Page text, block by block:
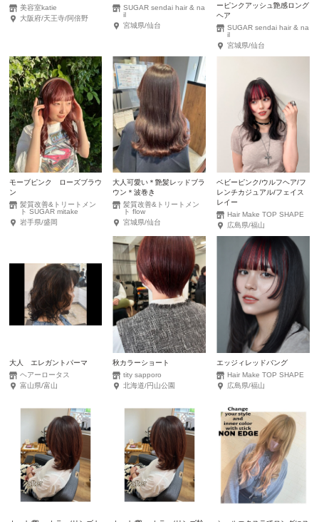
美容室katie
大阪府/天王寺/阿倍野
SUGAR sendai hair & na
il
宮城県/仙台
ーピンクアッシュ艶感ロング
ヘア
SUGAR sendai hair & na
il
宮城県/仙台
モーブピンク ローズブラウ
ン
髪質改善&トリートメン
ト SUGAR mitake
岩手県/盛岡
大人可愛い＊艶髪レッドブラ
ウン＊波巻き
髪質改善&トリートメン
ト flow
宮城県/仙台
ベビーピンク/ウルフヘア/フ
レンチカジュアル/フェイス
レイー
Hair Make TOP SHAPE
広島県/福山
大人 エレガントパーマ
ヘアーロータス
富山県/富山
秋カラーショート
tity sapporo
北海道/円山公園
エッジィレッドバング
Hair Make TOP SHAPE
広島県/福山